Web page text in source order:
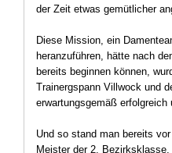
der Zeit etwas gemütlicher
Diese Mission, ein
heranzuführen, hätte nach
bereits beginnen können,
Trainergspann Villwock und
erwartungsgemäß erfolgreich
Und so stand man bereits
Meister der 2.